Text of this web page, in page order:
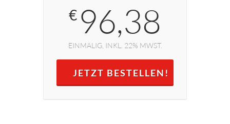
€ 96,38
EINMALIG, INKL. 22% MWST.
JETZT BESTELLEN!